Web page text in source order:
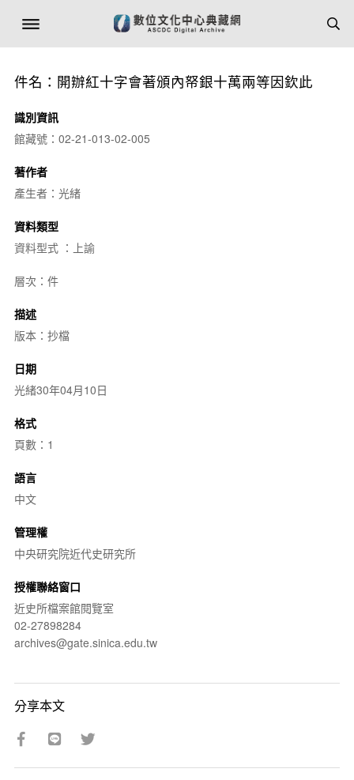
件名：開辦紅十字會著頒內帑銀十萬兩等因欽此
識別資訊
館藏號：02-21-013-02-005
著作者
產生者：光緒
資料類型
資料型式 ：上諭
層次：件
描述
版本：抄檔
日期
光緒30年04月10日
格式
頁數：1
語言
中文
管理權
中央研究院近代史研究所
授權聯絡窗口
近史所檔案館閱覽室
02-27898284
archives@gate.sinica.edu.tw
分享本文